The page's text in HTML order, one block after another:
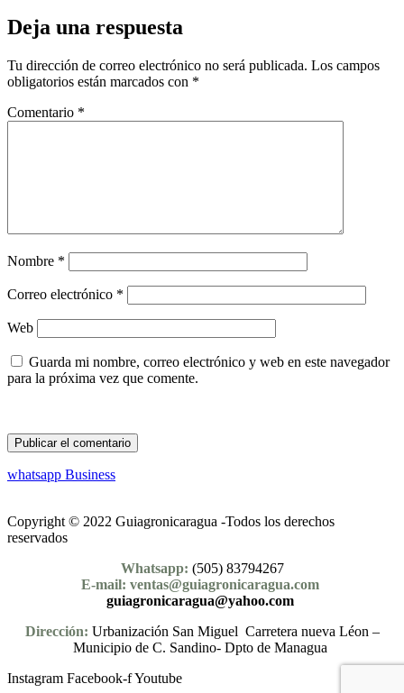
Deja una respuesta
Tu dirección de correo electrónico no será publicada. Los campos
obligatorios están marcados con *
Comentario *
Nombre *
Correo electrónico *
Web
Guarda mi nombre, correo electrónico y web en este navegador
para la próxima vez que comente.
whatsapp Business
Copyright © 2022 Guiagronicaragua -Todos los derechos
reservados
Whatsapp: (505) 83794267
E-mail: ventas@guiagronicaragua.com
guiagronicaragua@yahoo.com
Dirección: Urbanización San Miguel Carretera nueva Léon –
Municipio de C. Sandino- Dpto de Managua
Instagram Facebook-fYoutube